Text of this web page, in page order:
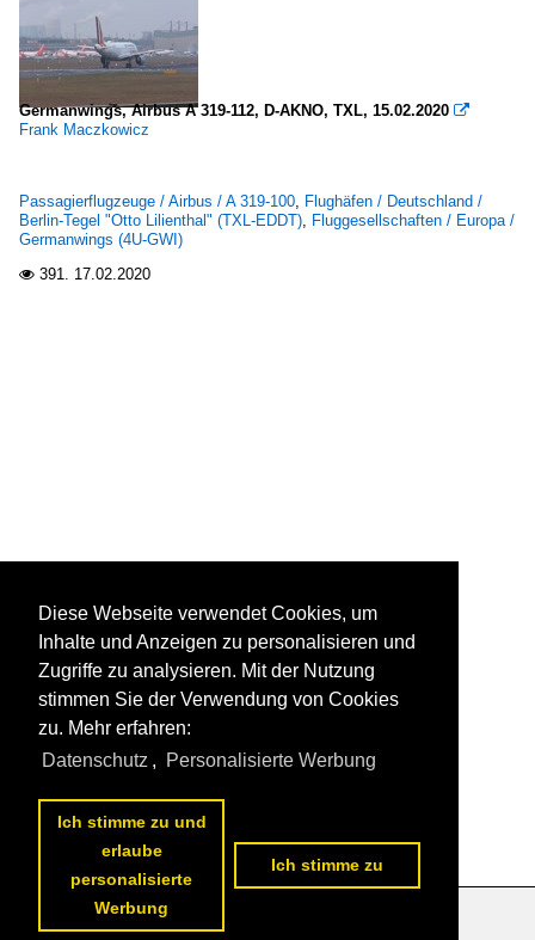
Germanwings, Airbus A 319-112, D-AKNO, TXL, 15.02.2020 
Frank Maczkowicz
Passagierflugzeuge / Airbus / A 319-100, Flughäfen / Deutschland /
Berlin-Tegel "Otto Lilienthal" (TXL-EDDT), Fluggesellschaften / Europa /
Germanwings (4U-GWI)
 391. 17.02.2020
Datenschutzerklärung
Diese Webseite verwendet Cookies, um
Inhalte und Anzeigen zu personalisieren und
Zugriffe zu analysieren. Mit der Nutzung
stimmen Sie der Verwendung von Cookies
zu. Mehr erfahren:
Datenschutz , Personalisierte Werbung
Ich stimme zu und
erlaube
personalisierte
Werbung
Ich stimme zu